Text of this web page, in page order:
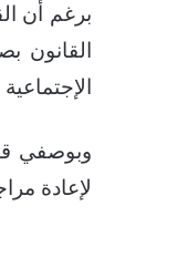
القانون
وبوصفي
لإعادة